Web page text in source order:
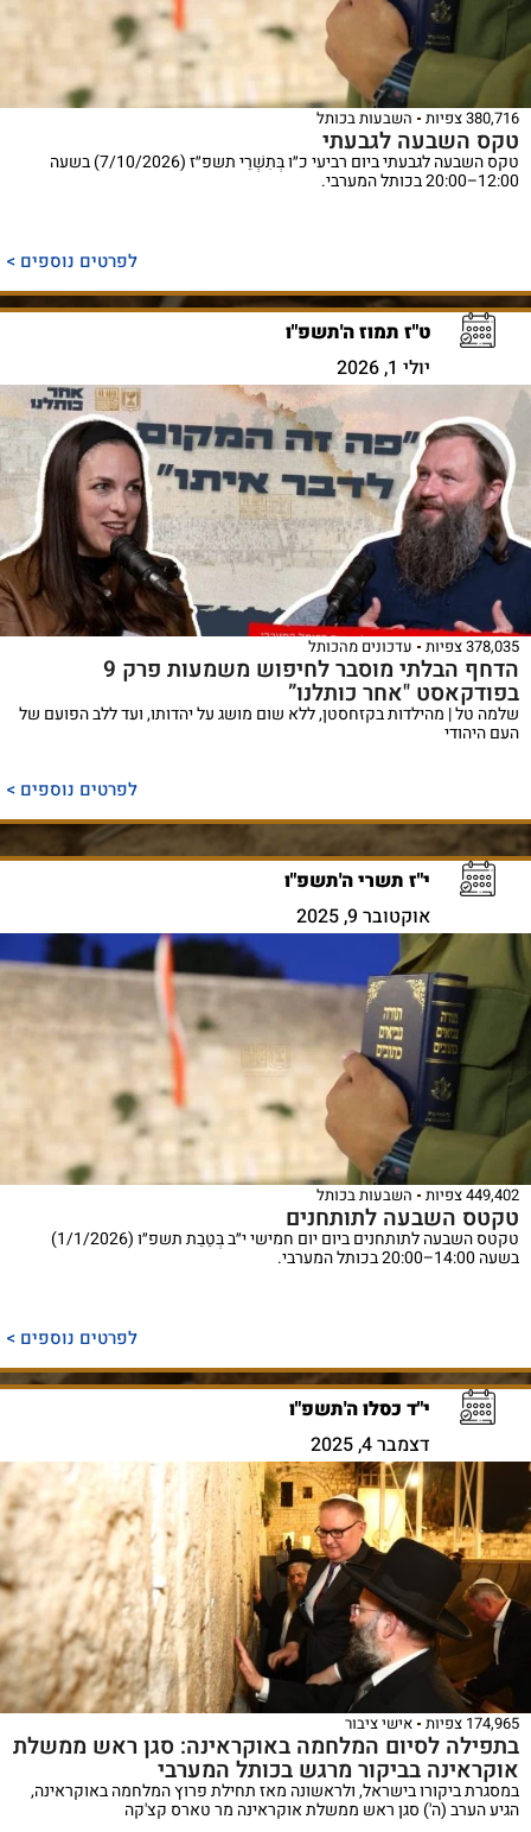
380,716 צפיות השבעות בכותל
טקס השבעה לגבעתי
טקס השבעה לגבעתי ביום רביעי כ״ו בְּתִשְׁרֵי תשפ״ז (7/10/2026) בשעה
12:00–20:00 בכותל המערבי.
לפרטים נוספים >
ט"ז תמוז ה'תשפ"ו
יולי 1, 2026
378,035 צפיות עדכונים מהכותל
הדחף הבלתי מוסבר לחיפוש משמעות פרק 9
בפודקאסט "אחר כותלנו”
שלמה טל | מהילדות בקזחסטן, ללא שום מושג על יהדותו, ועד ללב הפועם של
העם היהודי
לפרטים נוספים >
י"ז תשרי ה'תשפ"ו
אוקטובר 9, 2025
449,402 צפיות השבעות בכותל
טקטס השבעה לתותחנים
טקטס השבעה לתותחנים ביום יום חמישי י״ב בְּטֵבֵת תשפ״ו (1/1/2026)
בשעה 14:00–20:00 בכותל המערבי.
לפרטים נוספים >
י"ד כסלו ה'תשפ"ו
דצמבר 4, 2025
174,965 צפיות אישי ציבור
בתפילה לסיום המלחמה באוקראינה: סגן ראש ממשלת
אוקראינה בביקור מרגש בכותל המערבי
במסגרת ביקורו בישראל, ולראשונה מאז תחילת פרוץ המלחמה באוקראינה,
הגיע הערב (ה') סגן ראש ממשלת אוקראינה מר טארס קצ'קה